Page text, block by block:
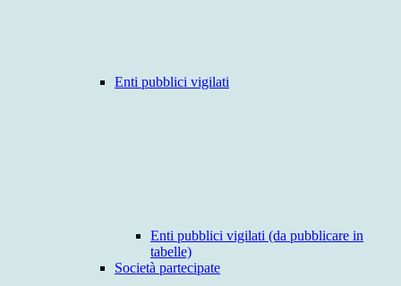
Enti pubblici vigilati
Enti pubblici vigilati (da pubblicare in
tabelle)
Società partecipate